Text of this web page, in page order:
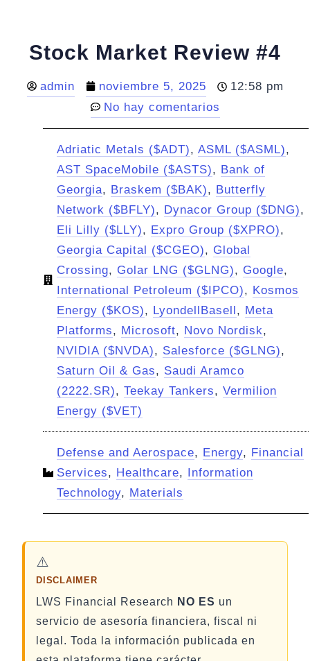
Stock Market Review #4
admin noviembre 5, 2025
12:58 pm
No hay comentarios
Adriatic Metals ($ADT), ASML ($ASML),
AST SpaceMobile ($ASTS), Bank of
Georgia, Braskem ($BAK), Butterfly
Network ($BFLY), Dynacor Group ($DNG),
Eli Lilly ($LLY), Expro Group ($XPRO),
Georgia Capital ($CGEO), Global
Crossing, Golar LNG ($GLNG), Google,
International Petroleum ($IPCO), Kosmos
Energy ($KOS), LyondellBasell, Meta
Platforms, Microsoft, Novo Nordisk,
NVIDIA ($NVDA), Salesforce ($GLNG),
Saturn Oil & Gas, Saudi Aramco
(2222.SR), Teekay Tankers, Vermilion
Energy ($VET)
Defense and Aerospace, Energy, Financial
Services, Healthcare, Information
Technology, Materials
⚠️
DISCLAIMER
LWS Financial Research NO ES un
servicio de asesoría financiera, fiscal ni
legal. Toda la información publicada en